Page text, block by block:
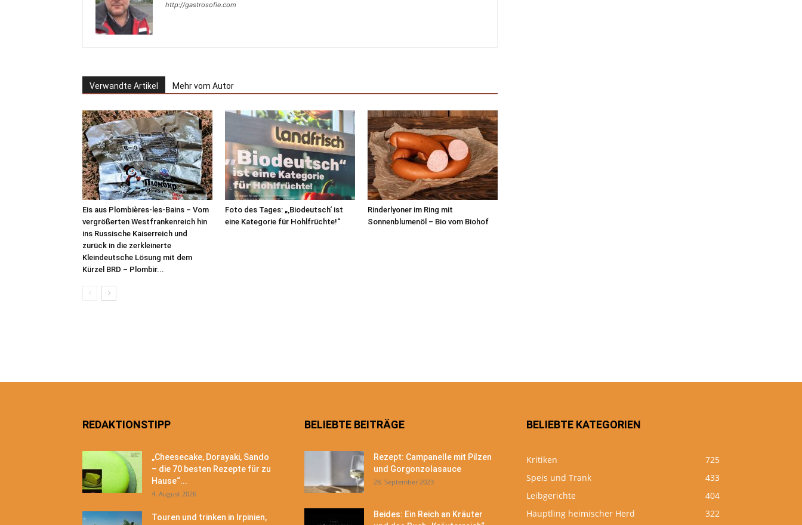
http://gastrosofie.com
Verwandte Artikel Mehr vom Autor
Eis aus Plombières-les-Bains – Vom
vergrößerten Westfrankenreich hin
ins Russische Kaiserreich und
zurück in die zerkleinerte
Kleindeutsche Lösung mit dem
Kürzel BRD – Plombir...
Foto des Tages: „‚Biodeutsch‘ ist
eine Kategorie für Hohlfrüchte!“
Rinderlyoner im Ring mit
Sonnenblumenöl – Bio vom Biohof
REDAKTIONSTIPP
„Cheesecake, Dorayaki, Sando
– die 70 besten Rezepte für zu
Hause“...
4. August 2026
Touren und trinken in Irpinien,
BELIEBTE BEITRÄGE
Rezept: Campanelle mit Pilzen
und Gorgonzolasauce
28. September 2023
Beides: Ein Reich an Kräuter
BELIEBTE KATEGORIEN
Kritiken
725
Speis und Trank
433
Leibgerichte
404
Häuptling heimischer Herd
322